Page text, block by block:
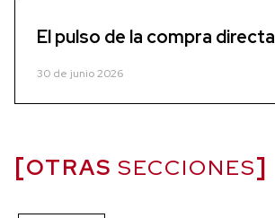
El pulso de la compra directa
30 de junio 2026
OTRAS SECCIONES